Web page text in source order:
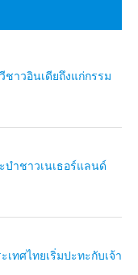
าวอินเดียถึงแก่กรรม
บำชาวเนเธอร์แลนด์
ทศไทยเริ่มปะทะกับเจ้า